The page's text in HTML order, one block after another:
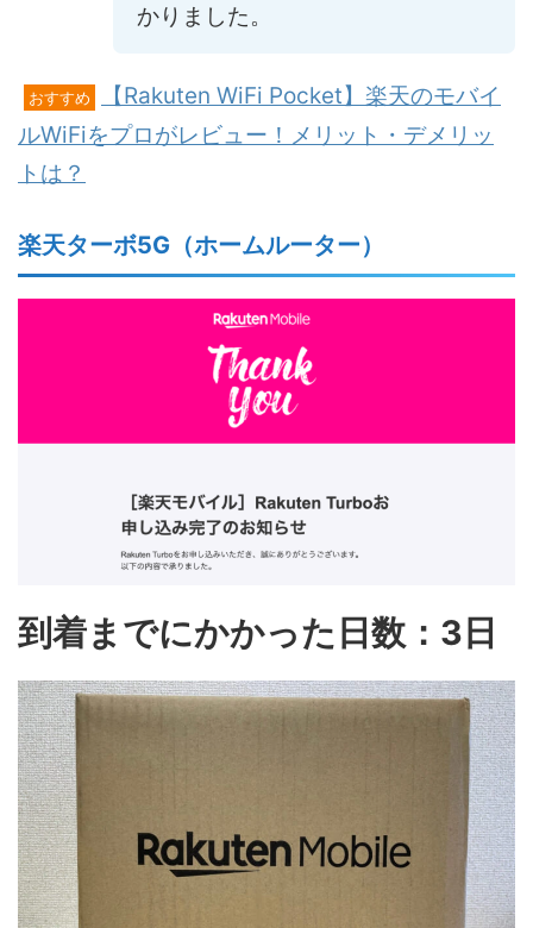
かりました。
おすすめ
【Rakuten WiFi Pocket】楽天のモバイ
ルWiFiをプロがレビュー！メリット・デメリッ
トは？
楽天ターボ5G（ホームルーター）
到着までにかかった日数：3日